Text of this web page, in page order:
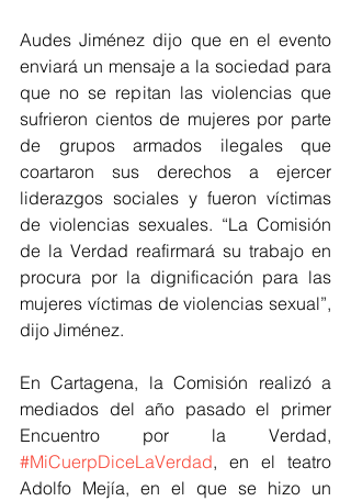
Audes Jiménez dijo que en el evento
enviará un mensaje a la sociedad para
que no se repitan las violencias que
sufrieron cientos de mujeres por parte
de grupos armados ilegales que
coartaron sus derechos a ejercer
liderazgos sociales y fueron víctimas
de violencias sexuales. “La Comisión
de la Verdad reafirmará su trabajo en
procura por la dignificación para las
mujeres víctimas de violencias sexual”,
dijo Jiménez.
En Cartagena, la Comisión realizó a
mediados del año pasado el primer
#MiCuerpDiceLaVerdad, en el teatro
Adolfo Mejía, en el que se hizo un